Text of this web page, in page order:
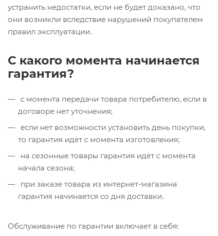
устранить недостатки, если не будет доказано, что
они возникли вследствие нарушений покупателем
правил эксплуатации.
С какого момента начинается
гарантия?
с момента передачи товара потребителю, если в
договоре нет уточнения;
если нет возможности установить день покупки,
то гарантия идёт с момента изготовления;
на сезонные товары гарантия идёт с момента
начала сезона;
при заказе товара из интернет-магазина
гарантия начинается со дня доставки.
Обслуживание по гарантии включает в себя: